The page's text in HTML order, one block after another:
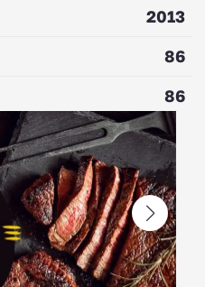
2013
86
86